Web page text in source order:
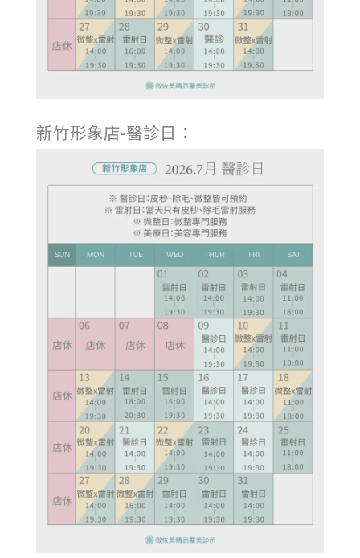
新竹形象店-醫診日：